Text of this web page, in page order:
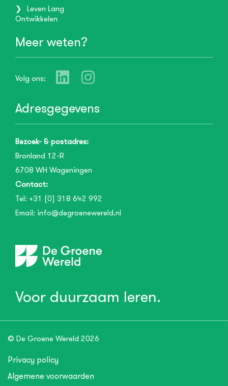
Leven Lang
Ontwikkelen
Meer weten?
Volg ons:
Adresgegevens
Bezoek- & postadres:
Bronland 12-R
6708 WH Wageningen
Contact:
Tel: +31 (0) 318 642 992
Email: info@degroenewereld.nl
Voor duurzaam leren.
© De Groene Wereld 2026
Privacy policy
Algemene voorwaarden